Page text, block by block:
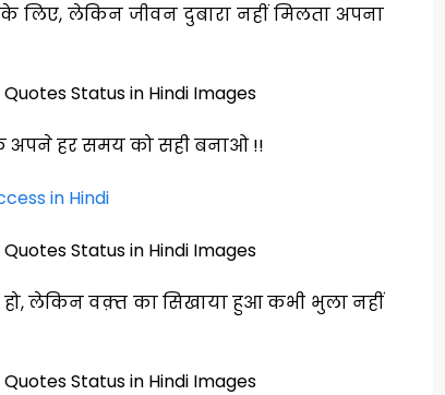
लेकिन जीवन दुबारा नहीं मिलता अपना
अपने हर समय को सही बनाओ !!
in Hindi
लेकिन वक़्त का सिखाया हुआ कभी भुला नहीं